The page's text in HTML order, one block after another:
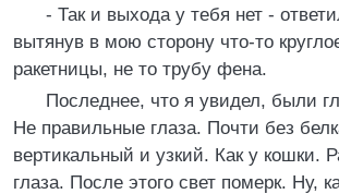
- Так и выхода у тебя нет -
вытянув в мою сторону что-то
ракетницы, не то трубу фена.
Последнее, что я увидел, были
Не правильные глаза. Почти без
вертикальный и узкий. Как у кошки.
глаза. После этого свет померк. Ну,